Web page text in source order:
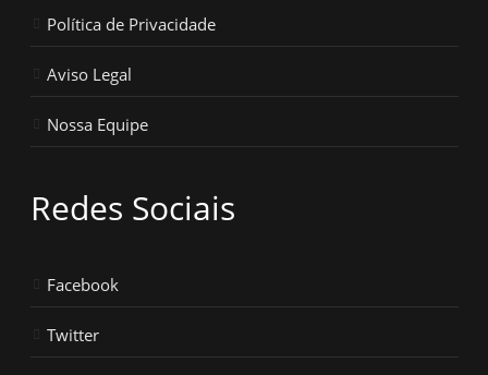
Política de Privacidade
Aviso Legal
Nossa Equipe
Redes Sociais
Facebook
Twitter